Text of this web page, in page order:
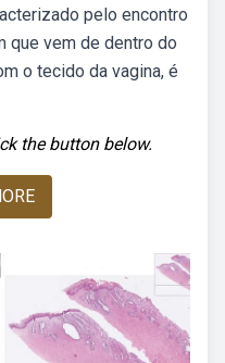
pelo encontro
que vem de dentro do
o tecido da vagina, é
the button below.